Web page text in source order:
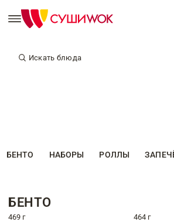
Искать блюда
БЕНТО НАБОРЫ РОЛЛЫ
БЕНТО
469 г 464 г